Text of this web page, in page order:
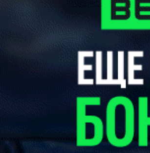
Instagram
Twitter
ЧИТАЙТЕ В СВЕЖЕМ
АВГУСТА 2026 ГОДА